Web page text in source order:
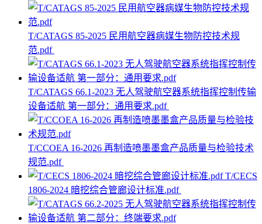
T/CATAGS 85-2025 民用航空器病媒生物防控技术规
范.pdf
T/CATAGS 66.1-2023 无人驾驶航空器系统指挥控制传输
设备适航 第一部分：通用要求.pdf
T/CCOEA 16-2026 再制造喷墨墨盒产品质量与检验技术
规范.pdf
T/CECS
1806-2024 暗挖综合管廊设计标准.pdf